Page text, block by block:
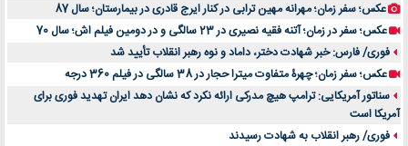
عکس؛ سفر زمان؛ مهرانه مهین ترابی در کنار ایرج قادری در بیمارستان؛ سال 87
عکس؛ سفر در زمان؛ آتنه فقیه نصیری در 23 سالگی و در دومین فیلم اش؛ سال 70
فوری/ فارس: خبر شهادت دختر، داماد و نوه رهبر انقلاب تأیید شد
عکس؛ سفر زمان؛ چهرۀ متفاوت میترا حجار در 38 سالگی در فیلم 360 درجه
سناتور آمریکایی: ترامپ هیچ مدرکی ارائه نکرد که نشان دهد ایران تهدید فوری برای
آمریکا است
فوری/ رهبر انقلاب به شهادت رسیدند